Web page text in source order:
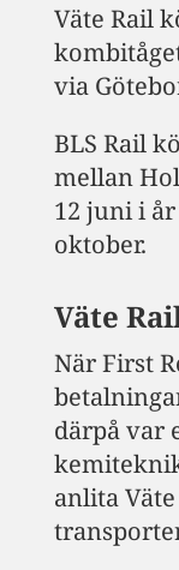
Väte Rail
via
BLS Rail
mellan
12 juni i
oktober.
Väte
När First
därpå var
anlita